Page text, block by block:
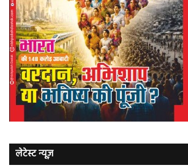
लेटेस्ट न्यूज़